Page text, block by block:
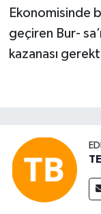
Ekonomisinde
geçiren Bur-
kazanası